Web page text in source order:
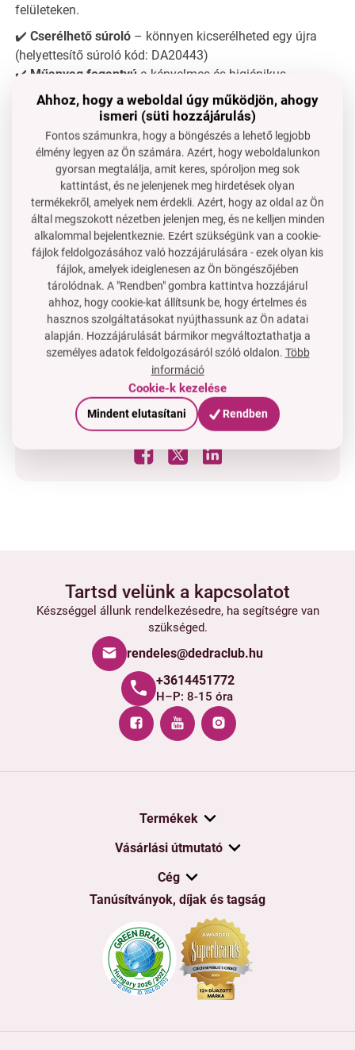
felületeken.
✔️ Cserélhető súroló – könnyen kicserélheted egy újra
(helyettesítő súroló kód: DA20443)
✔️ Műanyag fogantyú a kényelmes és higiénikus
használat érdekében
Tökéletes
erősen szennyezett edényekhez, tepsikhez
vagy grillsrácsokhoz
Méretek:
• súroló átmérő: 10 cm
• súroló magasság: 3 cm
• magasság fogantyúval együtt: 6,5 cm
Szilárd markolat. Maximális hatás. Ismételt használat.
Súroló, amely még a normál szivacs által nem kezelt
szennyeződésekkel is megbirkózik!
Van kérdése?
Lépjen velünk kapcsolatba
OSSZA MEG:
Tartsd velünk a kapcsolatot
Készséggel állunk rendelkezésedre, ha segítségre van
szükséged.
rendeles@dedraclub.hu
+3614451772
H–P: 8-15 óra
Termékek
Vásárlási útmutató
Cég
Tanúsítványok, díjak és tagság
Ahhoz, hogy a weboldal úgy működjön, ahogy
ismeri (süti hozzájárulás)
Fontos számunkra, hogy a böngészés a lehető legjobb
élmény legyen az Ön számára. Azért, hogy weboldalunkon
gyorsan megtalálja, amit keres, spóroljon meg sok
kattintást, és ne jelenjenek meg hirdetések olyan
termékekről, amelyek nem érdekli. Azért, hogy az oldal az Ön
által megszokott nézetben jelenjen meg, és ne kelljen minden
alkalommal bejelentkeznie. Ezért szükségünk van a cookie-
fájlok feldolgozásához való hozzájárulására - ezek olyan kis
fájlok, amelyek ideiglenesen az Ön böngészőjében
tárolódnak. A "Rendben" gombra kattintva hozzájárul
ahhoz, hogy cookie-kat állítsunk be, hogy értelmes és
hasznos szolgáltatásokat nyújthassunk az Ön adatai
alapján. Hozzájárulását bármikor megváltoztathatja a
személyes adatok feldolgozásáról szóló oldalon. Több
információ
Cookie-k kezelése
Mindent elutasítani Rendben